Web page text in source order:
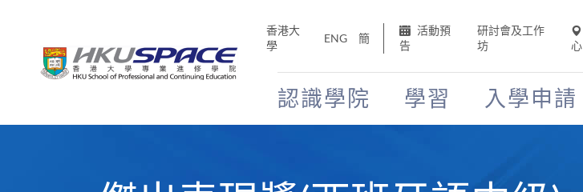
香港大
學
ENG 簡
活動預
告
研討會及工作
坊
心
認識學院 學習 入學申請